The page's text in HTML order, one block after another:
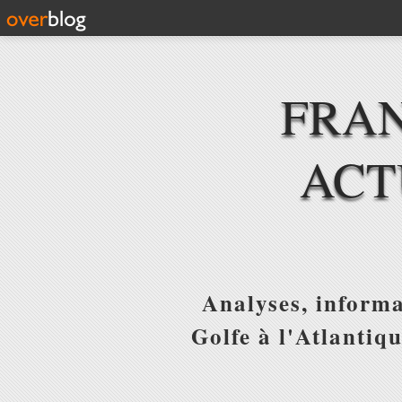
Analyses,
Golfe à